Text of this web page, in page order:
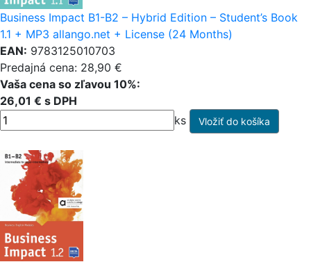
Business Impact B1-B2 – Hybrid Edition – Student’s Book
1.1 + MP3 allango.net + License (24 Months)
EAN: 9783125010703
Predajná cena: 28,90 €
Vaša cena so zľavou 10%:
26,01 € s DPH
ks